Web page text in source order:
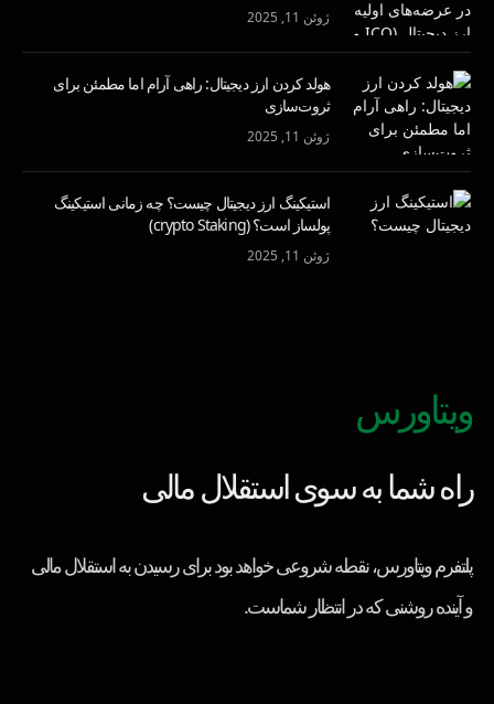
ژوئن 11, 2025
هولد کردن ارز دیجیتال: راهی آرام اما مطمئن برای
ثروت‌سازی
ژوئن 11, 2025
استیکینگ ارز دیجیتال چیست؟ چه زمانی استیکینگ
پولساز است؟ (crypto Staking)
ژوئن 11, 2025
ویتاورس
راه شما به سوی استقلال مالی
پلتفرم ویتاورس، نقطه شروعی خواهد بود برای رسیدن به استقلال مالی
و آینده روشنی که در انتظار شماست.